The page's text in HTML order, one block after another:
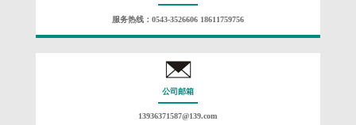
服务热线：0543-3526606 18611759756
公司邮箱
13936371587@139.com